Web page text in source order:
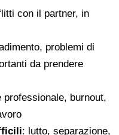
con il partner, in
problemi di
da prendere
professionale, burnout,
: lutto, separazione,